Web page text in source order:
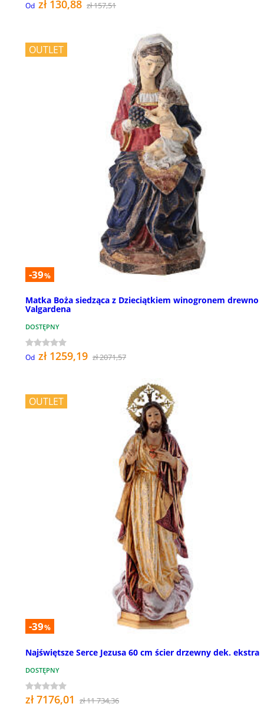
Od zł 130,88 zł 157,51
OUTLET
-39%
Matka Boża siedząca z Dzieciątkiem winogronem drewno
Valgardena
DOSTĘPNY
Od zł 1259,19 zł 2071,57
OUTLET
-39%
Najświętsze Serce Jezusa 60 cm ścier drzewny dek. ekstra
DOSTĘPNY
zł 7176,01 zł 11 734,36